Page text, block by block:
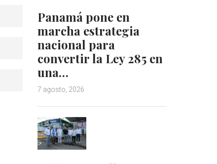
Panamá pone en
marcha estrategia
nacional para
convertir la Ley 285 en
una…
7 agosto, 2026